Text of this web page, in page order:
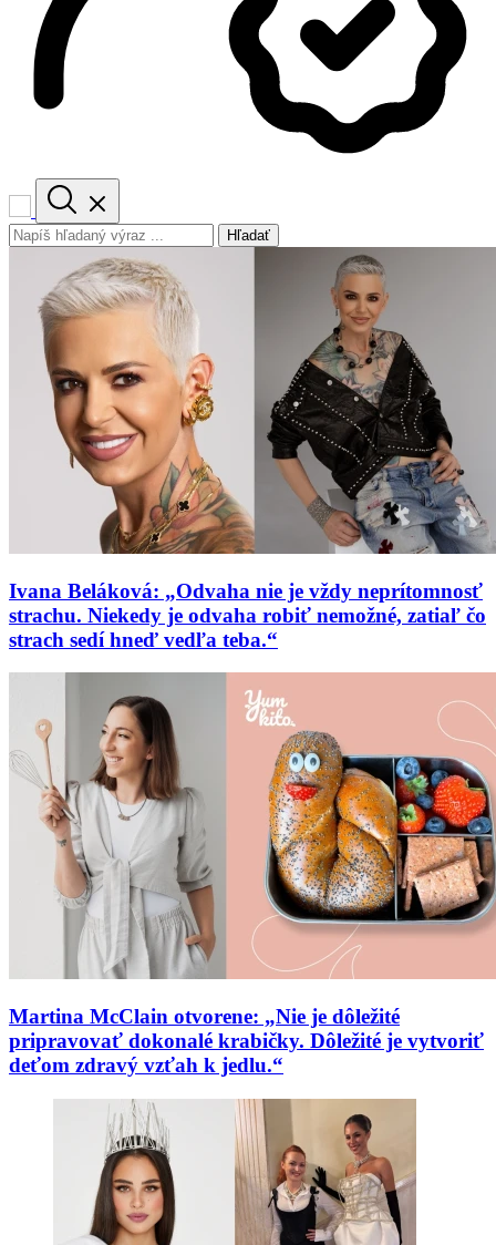
Hľadať
Ivana Beláková: „Odvaha nie je vždy neprítomnosť
strachu. Niekedy je odvaha robiť nemožné, zatiaľ čo
strach sedí hneď vedľa teba.“
Martina McClain otvorene: „Nie je dôležité
pripravovať dokonalé krabičky. Dôležité je vytvoriť
deťom zdravý vzťah k jedlu.“